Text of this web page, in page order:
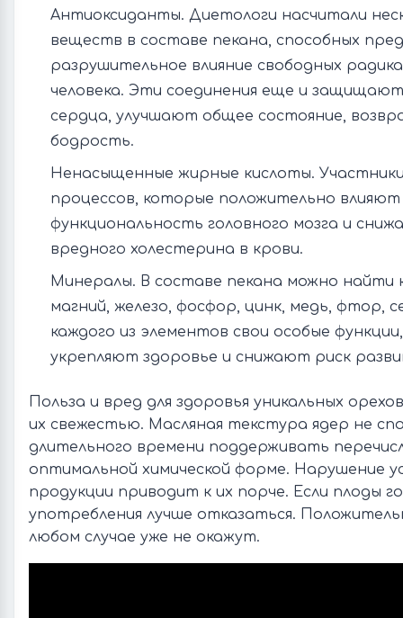
Антиоксиданты. Диетологи насчитали
веществ в составе пекана, способных
разрушительное влияние свободных
человека. Эти соединения еще и
сердца, улучшают общее состояние,
бодрость.
Ненасыщенные жирные кислоты.
процессов, которые положительно
функциональность головного мозга и
вредного холестерина в крови.
Минералы. В составе пекана можно найти
магний, железо, фосфор, цинк, медь, фтор,
каждого из элементов свои особые
укрепляют здоровье и снижают риск
Польза и вред для здоровья уникальных
их свежестью. Масляная текстура ядер не
длительного времени поддерживать
оптимальной химической форме. Нарушение
продукции приводит к их порче. Если плоды
употребления лучше отказаться.
любом случае уже не окажут.